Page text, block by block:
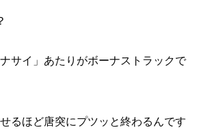
サイ」あたりがボーナストラックで
るほど唐突にプツッと終わるんです